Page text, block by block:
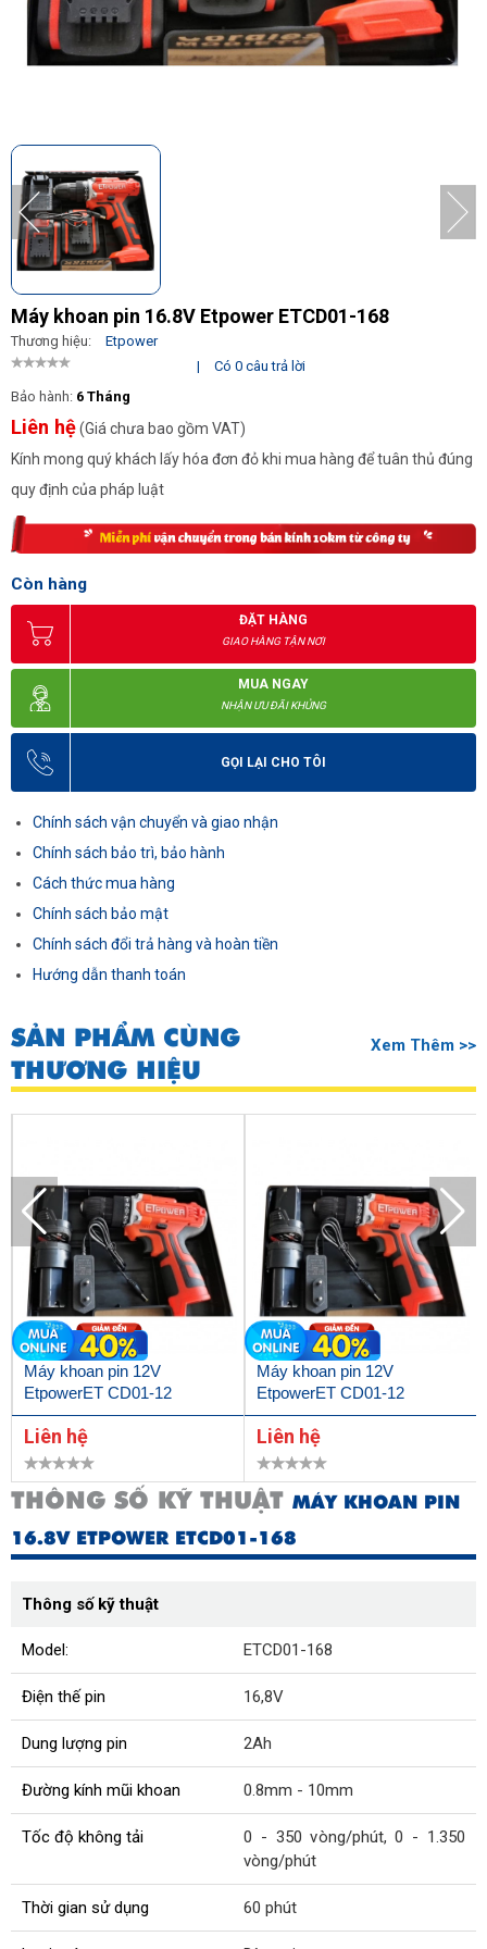
Máy khoan pin 16.8V Etpower ETCD01-168
Thương hiệu:
Etpower
|
Có 0 câu trả lời
Bảo hành: 6 Tháng
Liên hệ(Giá chưa bao gồm VAT)
Kính mong quý khách lấy hóa đơn đỏ khi mua hàng để tuân thủ đúng
quy định của pháp luật
Còn hàng
ĐẶT HÀNG
GIAO HÀNG TẬN NƠI
MUA NGAY
NHẬN ƯU ĐÃI KHỦNG
GỌI LẠI CHO TÔI
Chính sách vận chuyển và giao nhận
Chính sách bảo trì, bảo hành
Cách thức mua hàng
Chính sách bảo mật
Chính sách đổi trả hàng và hoàn tiền
Hướng dẫn thanh toán
SẢN PHẨM CÙNG
THƯƠNG HIỆU
Xem Thêm >>
Máy khoan pin 12V
EtpowerET CD01-12
Liên hệ
Máy khoan pin 12V
EtpowerET CD01-12
Liên hệ
THÔNG SỐ KỸ THUẬT MÁY KHOAN PIN
16.8V ETPOWER ETCD01-168
Thông số kỹ thuật
Model: ETCD01-168
Điện thế pin 16,8V
Dung lượng pin 2Ah
Đường kính mũi khoan 0.8mm - 10mm
Tốc độ không tải
0 - 350 vòng/phút, 0 - 1.350
vòng/phút
Thời gian sử dụng 60 phút